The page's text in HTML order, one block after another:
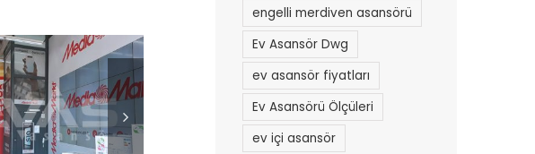
engelli merdiven asansörü
Ev Asansör Dwg
ev asansör fiyatları
Ev Asansörü Ölçüleri
ev içi asansör